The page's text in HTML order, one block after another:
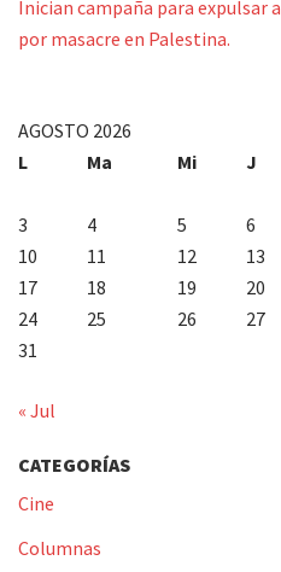
Inician campaña para expulsar
por masacre en Palestina.
AGOSTO 2026
L
Ma Mi J
3
4 5 6
10
11 12 13
17
18 19 20
24
25 26 27
31
« Jul
CATEGORÍAS
Cine
Columnas